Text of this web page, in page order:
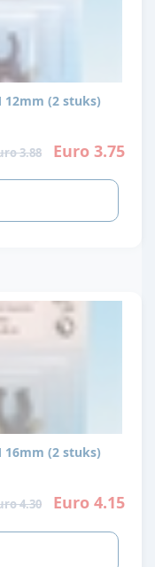
12mm (2 stuks)
3.88 Euro 3.75
16mm (2 stuks)
4.30 Euro 4.15